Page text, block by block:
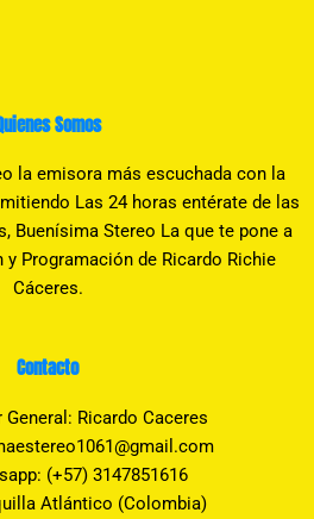
Somos
la emisora más escuchada con la
Las 24 horas entérate de las
Buenísima Stereo La que te pone a
y Programación de Ricardo Richie
Cáceres.
Contacto
General: Ricardo Caceres
(+57) 3147851616
Atlántico (Colombia)